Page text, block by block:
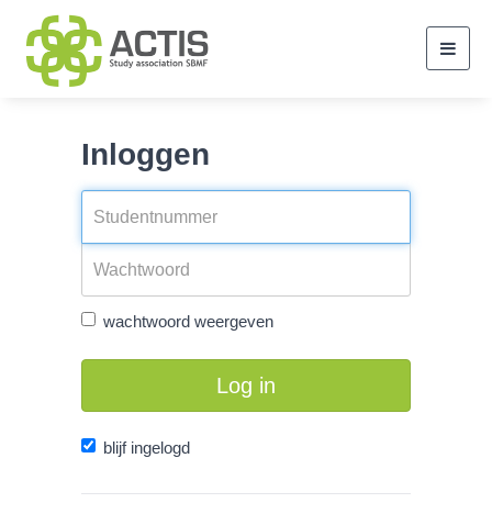
Inloggen
wachtwoord weergeven
Log in
blijf ingelogd